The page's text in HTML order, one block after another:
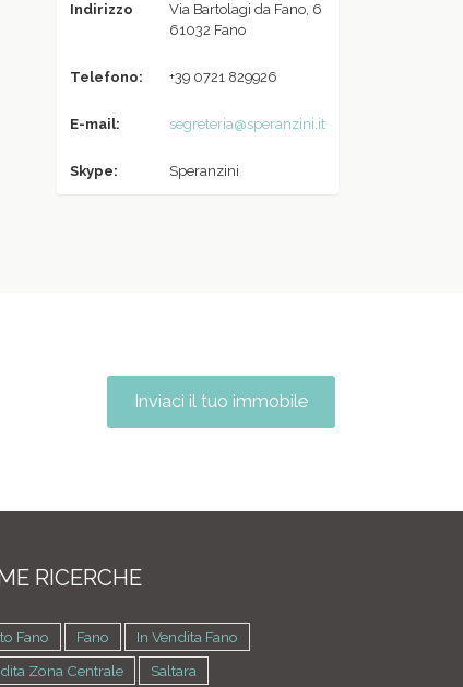
Indirizzo
Via Bartolagi da Fano, 6
61032 Fano
Telefono: +39 0721 829926
E-mail: segreteria@speranzini.it
Skype: Speranzini
Inviaci il tuo immobile
RICERCHE
Fano Fano
In Vendita Fano
Zona Centrale
Saltara